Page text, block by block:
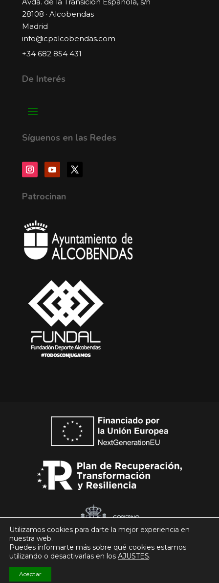
28108 · Alcobendas
Madrid
info@cpalcobendas.com
+34 682 854 431
De Interés
Síguenos en las Redes
Patrocinan
© Club Patín Alcobendas 2026
Utilizamos cookies para darte la mejor experiencia en
nuestra web.
Puedes informarte más sobre qué cookies estamos
utilizando o desactivarlas en los AJUSTES.
Aceptar